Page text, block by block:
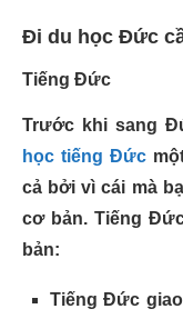
Đi du học Đức
Tiếng Đức
Trước khi sang
học tiếng Đức
cả bởi vì cái mà
cơ bản. Tiếng
bản:
Tiếng Đức